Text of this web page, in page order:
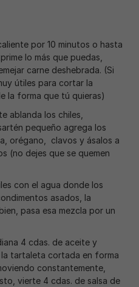
por 10 minutos o hasta
lo más que puedas,
carne deshebrada. (Si
útiles para cortar la
la forma que tú quieras)
ablanda los chiles,
pequeño agrega los
orégano, clavos y ásalos a
(no dejes que se quemen
con el agua donde los
asados, la
pasa esa mezcla por un
4 cdas. de aceite y
tartaleta cortada en forma
constantemente,
vierte 4 cdas. de salsa de